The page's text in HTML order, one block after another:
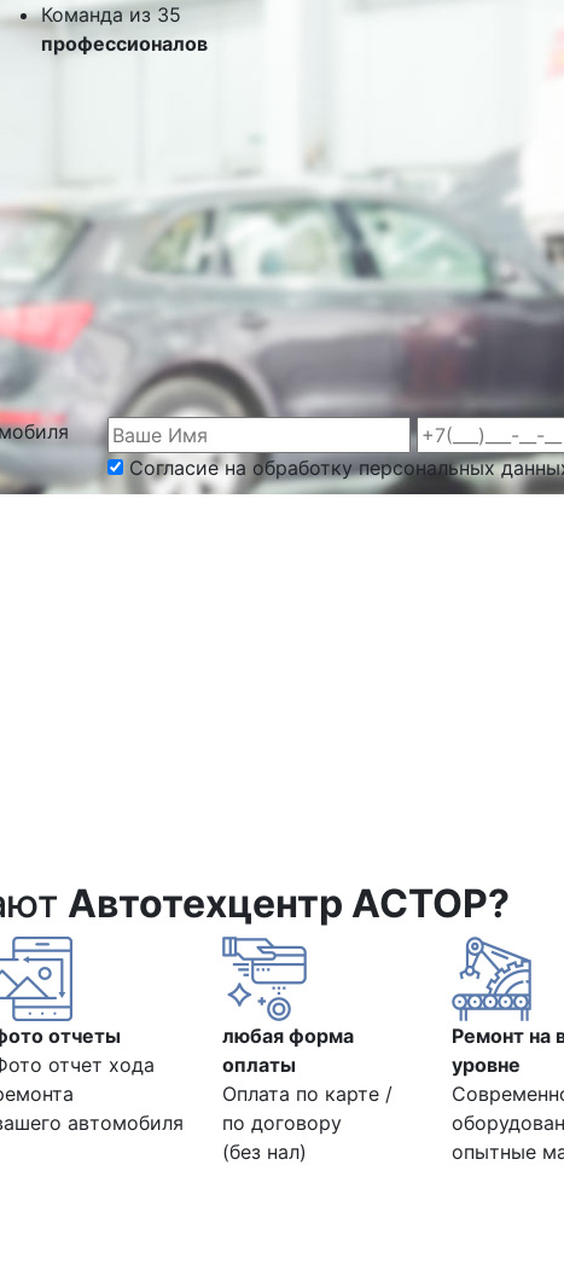
Команда из 35
профессионалов
Согласие на обработку персональных
Автотехцентр АСТОР?
отчеты
отчет хода
автомобиля
любая форма
оплаты
Оплата по карте /
по договору
(без нал)
Ремонт на
уровне
опытные